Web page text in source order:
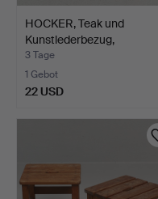
HOCKER, Teak und
Kunstlederbezug,
1950er/1…
3 Tage
1 Gebot
22 USD